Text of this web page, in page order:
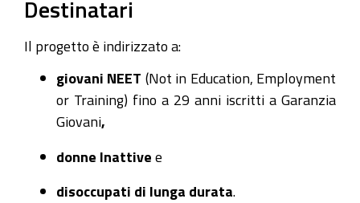
Destinatari
Il progetto è indirizzato a:
giovani NEET (Not in Education, Employment
or Training) fino a 29 anni iscritti a Garanzia
Giovani,
donne Inattive e
disoccupati di lunga durata